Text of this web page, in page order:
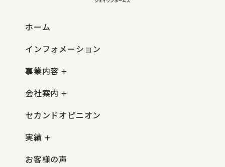
ホーム
インフォメーション
事業内容
会社案内
セカンドオピニオン
実績
お客様の声